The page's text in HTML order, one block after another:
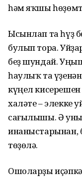
һәм яҡшы
Ысынлап та һүҙ
булып тора.
беҙ шундай.
һаулыҡ та
күңел кисерешен
халәте – элекке
сағылышы. Ә
инаныстарынан,
төҙөлә.
Ошоларҙы